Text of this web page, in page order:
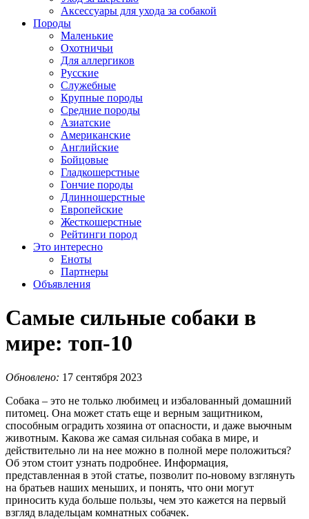
Аксессуары для ухода за собакой
Породы
Маленькие
Охотничьи
Для аллергиков
Русские
Служебные
Крупные породы
Средние породы
Азиатские
Американские
Английские
Бойцовые
Гладкошерстные
Гончие породы
Длинношерстные
Европейские
Жесткошерстные
Рейтинги пород
Это интересно
Еноты
Партнеры
Объявления
Самые сильные собаки в
мире: топ-10
Обновлено: 17 сентября 2023
Собака – это не только любимец и избалованный домашний
питомец. Она может стать еще и верным защитником,
способным оградить хозяина от опасности, и даже вьючным
животным. Какова же самая сильная собака в мире, и
действительно ли на нее можно в полной мере положиться?
Об этом стоит узнать подробнее. Информация,
представленная в этой статье, позволит по-новому взглянуть
на братьев наших меньших, и понять, что они могут
приносить куда больше пользы, чем это кажется на первый
взгляд владельцам комнатных собачек.